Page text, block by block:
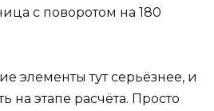
элементы тут серьёзнее, и
на этапе расчёта. Просто